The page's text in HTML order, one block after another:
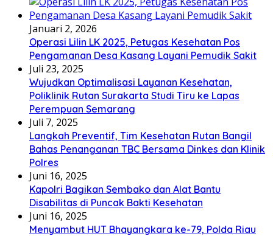
Januari 2, 2026
Operasi Lilin LK 2025, Petugas Kesehatan Pos
Pengamanan Desa Kasang Layani Pemudik Sakit
Juli 23, 2025
Wujudkan Optimalisasi Layanan Kesehatan,
Poliklinik Rutan Surakarta Studi Tiru ke Lapas
Perempuan Semarang
Juli 7, 2025
Langkah Preventif, Tim Kesehatan Rutan Bangil
Bahas Penanganan TBC Bersama Dinkes dan Klinik
Polres
Juni 16, 2025
Kapolri Bagikan Sembako dan Alat Bantu
Disabilitas di Puncak Bakti Kesehatan
Juni 16, 2025
Menyambut HUT Bhayangkara ke-79, Polda Riau